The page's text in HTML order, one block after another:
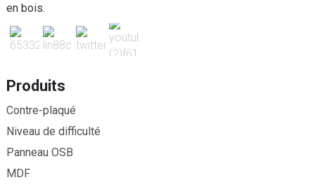
en bois.
Produits
Contre-plaqué
Niveau de difficulté
Panneau OSB
MDF